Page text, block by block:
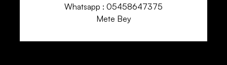
Whatsapp : 05458647375
Mete Bey